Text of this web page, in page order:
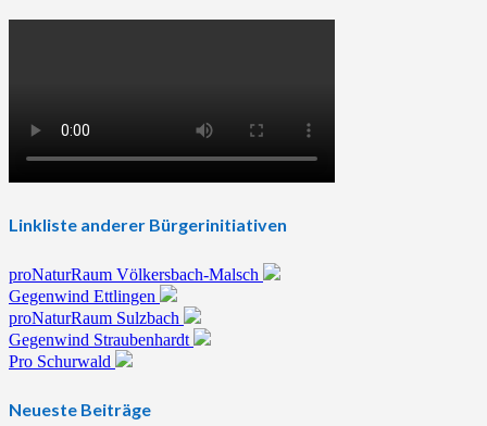
Linkliste anderer Bürgerinitiativen
proNaturRaum Völkersbach-Malsch
Gegenwind Ettlingen
proNaturRaum Sulzbach
Gegenwind Straubenhardt
Pro Schurwald
Neueste Beiträge